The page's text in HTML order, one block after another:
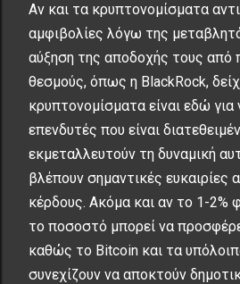
Αν και τα κρυπτονομίσματα
αμφιβολίες λόγω της
αύξηση της αποδοχής τους από
θεσμούς, όπως η BlackRock,
κρυπτονομίσματα είναι εδώ για
επενδυτές που είναι
εκμεταλλευτούν τη δυναμική
βλέπουν σημαντικές ευκαιρίες
κέρδους. Ακόμα και αν το 1-2%
το ποσοστό μπορεί να
καθώς το Bitcoin και τα
συνεχίζουν να αποκτούν